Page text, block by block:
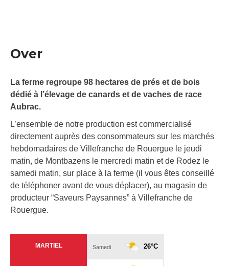
Over
La ferme regroupe 98 hectares de prés et de bois
dédié à l’élevage de canards et de vaches de race
Aubrac.
L’ensemble de notre production est commercialisé
directement auprès des consommateurs sur les marchés
hebdomadaires de Villefranche de Rouergue le jeudi
matin, de Montbazens le mercredi matin et de Rodez le
samedi matin, sur place à la ferme (il vous êtes conseillé
de téléphoner avant de vous déplacer), au magasin de
producteur “Saveurs Paysannes” à Villefranche de
Rouergue.